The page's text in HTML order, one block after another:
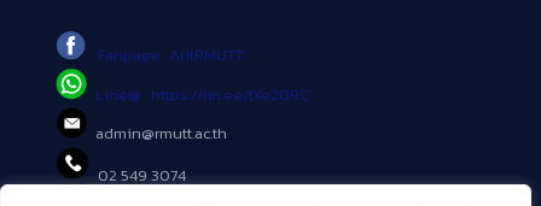
Fanpage : AritRMUTT
Line@ : https://lin.ee/tXe209C
admin@rmutt.ac.th
02 549 3074